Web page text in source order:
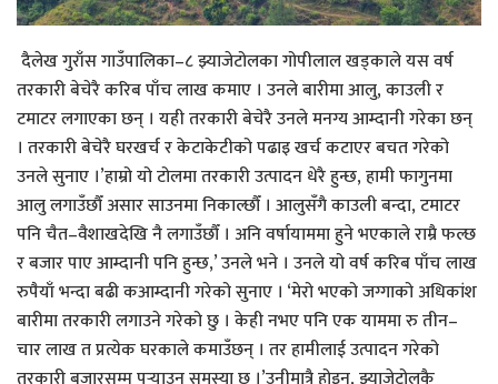
दैलेख गुराँस गाउँपालिका–८ झ्याजेटोलका गोपीलाल खड्काले यस वर्ष
तरकारी बेचेरै करिब पाँच लाख कमाए । उनले बारीमा आलु, काउली र
टमाटर लगाएका छन् । यही तरकारी बेचेरै उनले मनग्य आम्दानी गरेका छन्
। तरकारी बेचेरै घरखर्च र केटाकेटीको पढाइ खर्च कटाएर बचत गरेको
उनले सुनाए ।’हाम्रो यो टोलमा तरकारी उत्पादन धेरै हुन्छ, हामी फागुनमा
आलु लगाउँछौँ असार साउनमा निकाल्छौँ । आलुसँगै काउली बन्दा, टमाटर
पनि चैत–वैशाखदेखि नै लगाउँछौँ । अनि वर्षायाममा हुने भएकाले राम्रै फल्छ
र बजार पाए आम्दानी पनि हुन्छ,’ उनले भने । उनले यो वर्ष करिब पाँच लाख
रुपैयाँ भन्दा बढी कआम्दानी गरेको सुनाए । ‘मेरो भएको जग्गाको अधिकांश
बारीमा तरकारी लगाउने गरेको छु । केही नभए पनि एक याममा रु तीन–
चार लाख त प्रत्येक घरकाले कमाउँछन् । तर हामीलाई उत्पादन गरेको